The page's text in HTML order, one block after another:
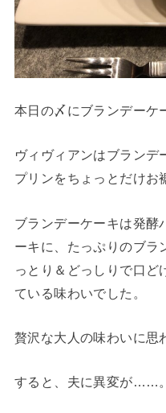
本日の〆にブランデーケ
ヴィヴィアンはブランデ
プリンをちょっとだけお
ブランデーケーキは発酵
ーキに、たっぷりのブラ
っとり＆どっしりで口ど
ている味わいでした。
贅沢な大人の味わいに思
すると、夫に異変が……。